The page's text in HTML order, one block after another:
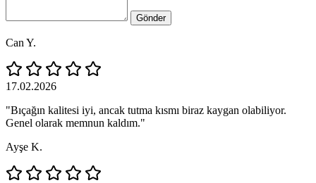
Gönder
Can Y.
17.02.2026
"Bıçağın kalitesi iyi, ancak tutma kısmı biraz kaygan olabiliyor.
Genel olarak memnun kaldım."
Ayşe K.